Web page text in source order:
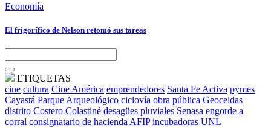
Economía
El frigorífico de Nelson retomó sus tareas
ETIQUETAS
cine cultura Cine América emprendedores Santa Fe Activa pymes
Cayastá Parque Arqueológico ciclovía obra pública Geoceldas
distrito Costero Colastiné desagües pluviales Senasa engorde a
corral consignatario de hacienda AFIP incubadoras UNL